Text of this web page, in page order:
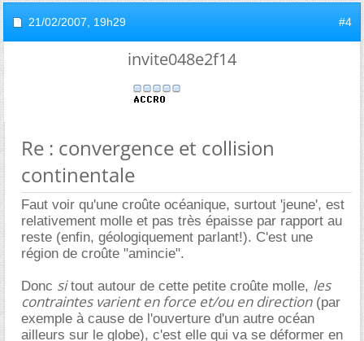
21/02/2007, 19h29 #4
invite048e2f14
Re : convergence et collision
continentale
Faut voir qu'une croûte océanique, surtout 'jeune', est
relativement molle et pas très épaisse par rapport au
reste (enfin, géologiquement parlant!). C'est une
région de croûte "amincie".
Donc sitout autour de cette petite croûte molle, les
contraintes varient en force et/ou en direction(par
exemple à cause de l'ouverture d'un autre océan
ailleurs sur le globe), c'est elle qui va se déformer en